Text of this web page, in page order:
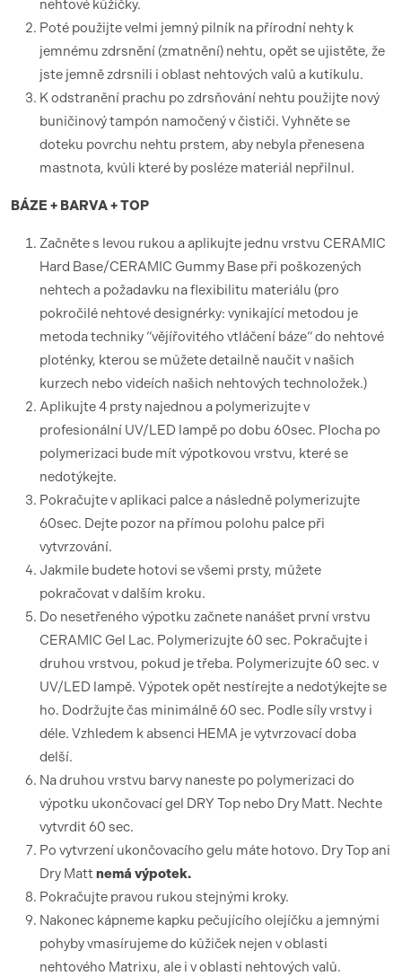
nehtové kůžičky.
Poté použijte velmi jemný pilník na přírodní nehty k
jemnému zdrsnění (zmatnění) nehtu, opět se ujistěte, že
jste jemně zdrsnili i oblast nehtových valů a kutikulu.
K odstranění prachu po zdrsňování nehtu použijte nový
buničinový tampón namočený v čističi. Vyhněte se
doteku povrchu nehtu prstem, aby nebyla přenesena
mastnota, kvůli které by posléze materiál nepřilnul.
BÁZE + BARVA + TOP
Začněte s levou rukou a aplikujte jednu vrstvu CERAMIC
Hard Base/CERAMIC Gummy Base při poškozených
nehtech a požadavku na flexibilitu materiálu (pro
pokročilé nehtové designérky: vynikající metodou je
metoda techniky “vějířovitého vtláčení báze“ do nehtové
ploténky, kterou se můžete detailně naučit v našich
kurzech nebo videích našich nehtových technoložek.)
Aplikujte 4 prsty najednou a polymerizujte v
profesionální UV/LED lampě po dobu 60sec. Plocha po
polymerizaci bude mít výpotkovou vrstvu, které se
nedotýkejte.
Pokračujte v aplikaci palce a následně polymerizujte
60sec. Dejte pozor na přímou polohu palce při
vytvrzování.
Jakmile budete hotovi se všemi prsty, můžete
pokračovat v dalším kroku.
Do nesetřeného výpotku začnete nanášet první vrstvu
CERAMIC Gel Lac. Polymerizujte 60 sec. Pokračujte i
druhou vrstvou, pokud je třeba. Polymerizujte 60 sec. v
UV/LED lampě. Výpotek opět nestírejte a nedotýkejte se
ho. Dodržujte čas minimálně 60 sec. Podle síly vrstvy i
déle. Vzhledem k absenci HEMA je vytvrzovací doba
delší.
Na druhou vrstvu barvy naneste po polymerizaci do
výpotku ukončovací gel DRY Top nebo Dry Matt. Nechte
vytvrdit 60 sec.
Po vytvrzení ukončovacího gelu máte hotovo. Dry Top ani
Dry Mattnemá výpotek.
Pokračujte pravou rukou stejnými kroky.
Nakonec kápneme kapku pečujícího olejíčku a jemnými
pohyby vmasírujeme do kůžiček nejen v oblasti
nehtového Matrixu, ale i v oblasti nehtových valů.